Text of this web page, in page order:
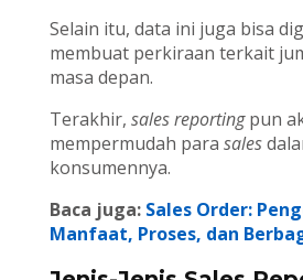
Selain itu, data ini juga bisa
membuat perkiraan terkait
masa depan.
Terakhir, sales reportingpun
mempermudah para sales
konsumennya.
Baca juga: Sales Order:
Manfaat, Proses, dan